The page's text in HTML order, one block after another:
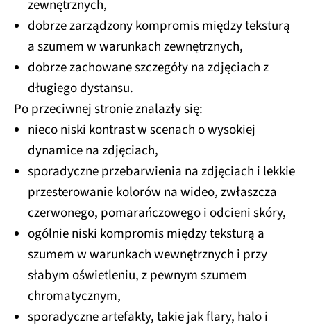
zewnętrznych,
dobrze zarządzony kompromis między teksturą
a szumem w warunkach zewnętrznych,
dobrze zachowane szczegóły na zdjęciach z
długiego dystansu.
Po przeciwnej stronie znalazły się:
nieco niski kontrast w scenach o wysokiej
dynamice na zdjęciach,
sporadyczne przebarwienia na zdjęciach i lekkie
przesterowanie kolorów na wideo, zwłaszcza
czerwonego, pomarańczowego i odcieni skóry,
ogólnie niski kompromis między teksturą a
szumem w warunkach wewnętrznych i przy
słabym oświetleniu, z pewnym szumem
chromatycznym,
sporadyczne artefakty, takie jak flary, halo i